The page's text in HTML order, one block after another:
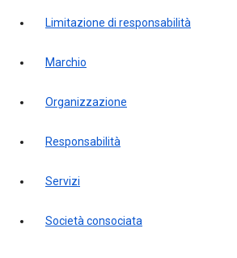
limitazione di responsabilità
marchio
organizzazione
responsabilità
servizi
società consociata